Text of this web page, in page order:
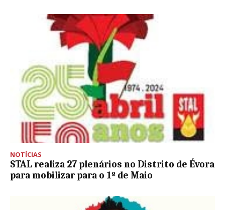
NOTÍCIAS
STAL realiza 27 plenários no Distrito de Évora
para mobilizar para o 1º de Maio